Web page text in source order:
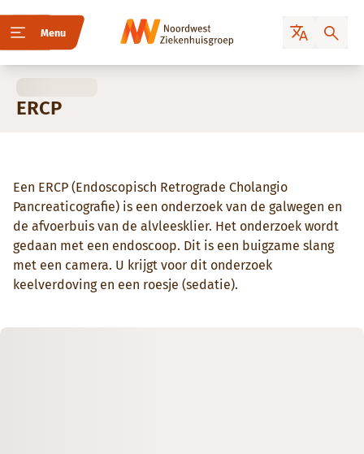
Menu
ERCP
Een ERCP (Endoscopisch Retrograde Cholangio
Pancreaticografie) is een onderzoek van de galwegen en
de afvoerbuis van de alvleesklier. Het onderzoek wordt
gedaan met een endoscoop. Dit is een buigzame slang
met een camera. U krijgt voor dit onderzoek
keelverdoving en een roesje (sedatie).